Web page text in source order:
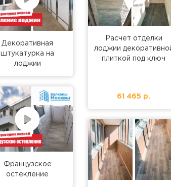
Декоративная
штукатурка на
лоджии
Французское
остекление
Расчет отделки
лоджии
плиткой под ключ
61 465 р.